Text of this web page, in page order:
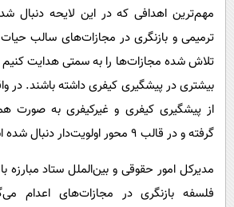
مهم‌ترین اهدافی که در این لایحه دنبال
ترمیمی و بازنگری در مجازات‌های سالب
تلاش شده مجازات‌ها را به سمتی هدایت کنیم
بیشتری در پیشگیری کیفری داشته باشند. در
از پیشگیری کیفری و غیرکیفری به صورت
گرفته و در قالب ۹ محور اولویت‌دار دنبال شده است.
مدیرکل امور حقوقی و بین‌الملل ستاد مبارزه
فلسفه بازنگری در مجازات‌های اعدام